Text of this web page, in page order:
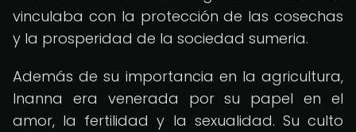
vinculaba con la protección de las cosechas
y la prosperidad de la sociedad sumeria.
Además de su importancia en la agricultura,
Inanna era venerada por su papel en el
amor, la fertilidad y la sexualidad. Su culto